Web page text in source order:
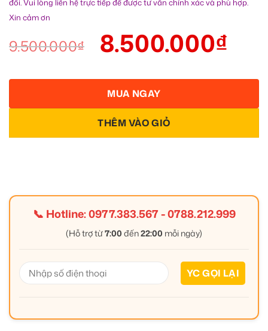
đổi. Vui lòng liên hệ trực tiếp để được tư vấn chính xác và phù hợp.
Xin cảm ơn
9.500.000₫ 8.500.000₫
THÊM VÀO GIỎ
MUA NGAY
📞 Hotline:0977.383.567-0788.212.999
(Hỗ trợ từ7:00 đến22:00 mỗi ngày)